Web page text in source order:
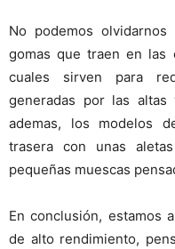
No podemos
gomas que traen en las
cuales sirven para
generadas por las altas
ademas, los modelos
trasera con unas
pequeñas muescas
En conclusión, estamos
de alto rendimiento,